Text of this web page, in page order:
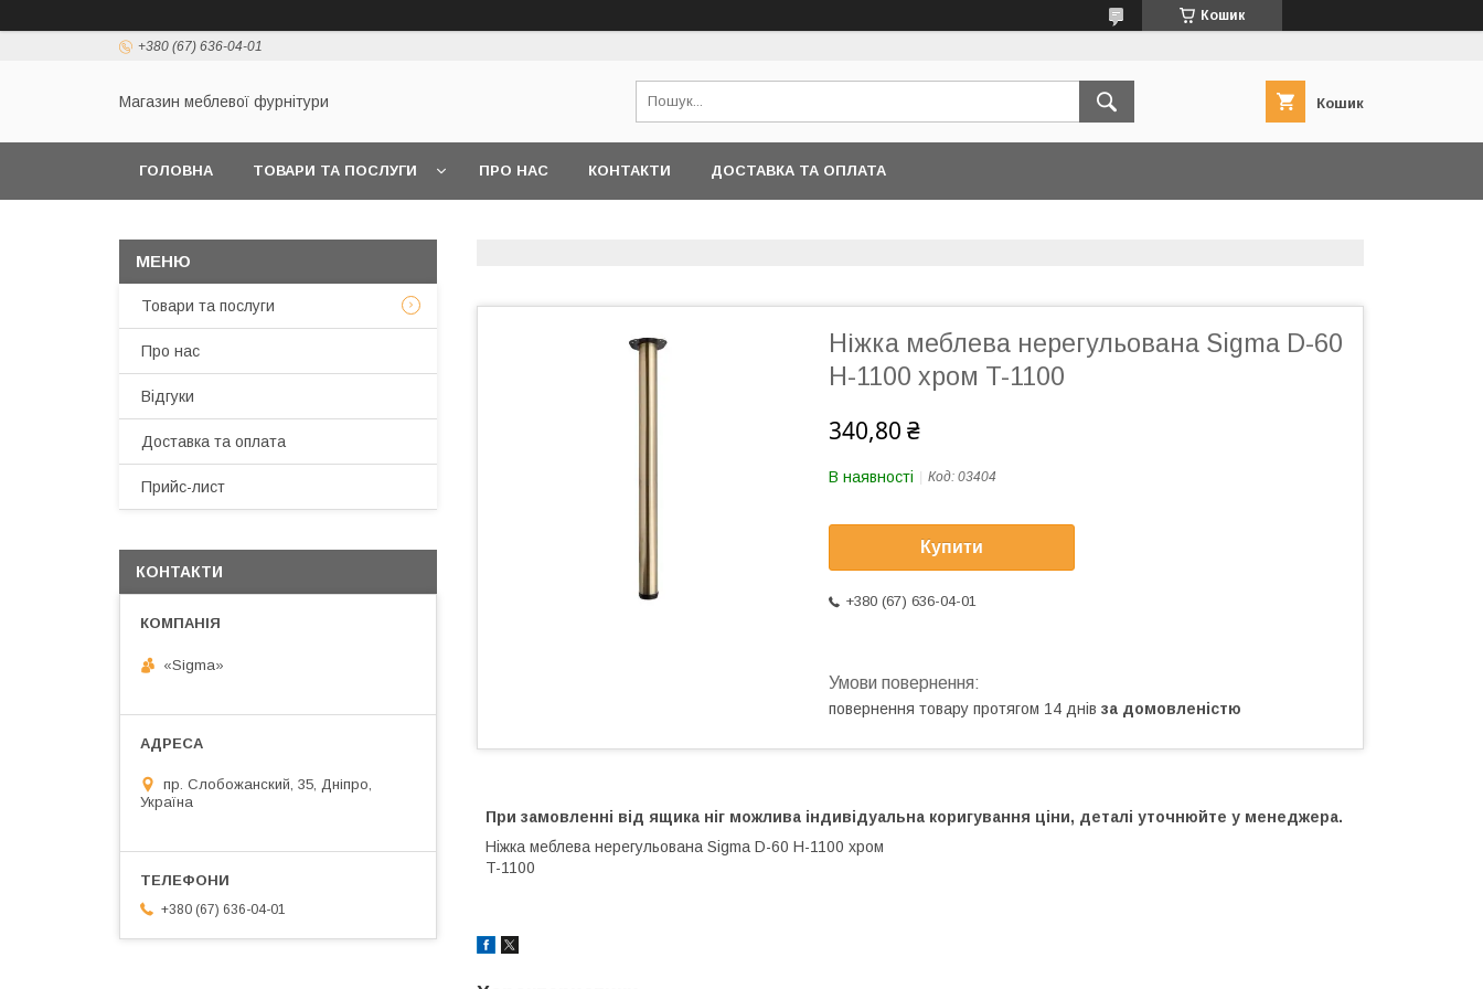
Кошик
+380 (67) 636-04-01
Магазин меблевої фурнітури Кошик
ГОЛОВНА ТОВАРИ ТА ПОСЛУГИ ПРО НАС КОНТАКТИ ДОСТАВКА ТА ОПЛАТА
Ніжка меблева нерегульована Sigma D-60
H-1100 хром T-1100
340,80 ₴
В наявності Код: 03404
Купити
+380 (67) 636-04-01
повернення товару протягом 14 днів за домовленістю
При замовленні від ящика ніг можлива індивідуальна коригування ціни, деталі уточнюйте у менеджера.
Ніжка меблева нерегульована Sigma D-60 H-1100 хром
T-1100
Товари та послуги
Про нас
Відгуки
Доставка та оплата
Прийс-лист
КОНТАКТИ
«Sigma»
пр. Слобожанский, 35, Дніпро,
Україна
+380 (67) 636-04-01